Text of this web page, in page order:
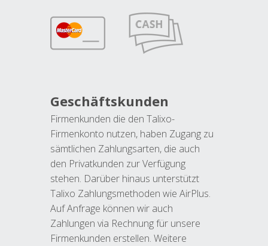
Geschäftskunden
Firmenkunden die den Talixo-
Firmenkonto nutzen, haben Zugang zu
sämtlichen Zahlungsarten, die auch
den Privatkunden zur Verfügung
stehen. Darüber hinaus unterstützt
Talixo Zahlungsmethoden wie AirPlus.
Auf Anfrage können wir auch
Zahlungen via Rechnung für unsere
Firmenkunden erstellen. Weitere